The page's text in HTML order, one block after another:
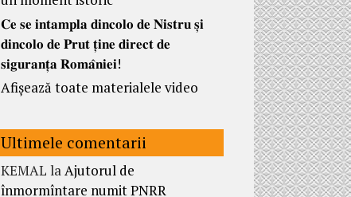
𝐂𝐞 𝐬𝐞 𝐢𝐧𝐭𝐚𝐦𝐩𝐥𝐚 𝐝𝐢𝐧𝐜𝐨𝐥𝐨 𝐝𝐞 𝐍𝐢𝐬𝐭𝐫𝐮 𝐬̦𝐢
𝐝𝐢𝐧𝐜𝐨𝐥𝐨 𝐝𝐞 𝐏𝐫𝐮𝐭 𝐭̦𝐢𝐧𝐞 𝐝𝐢𝐫𝐞𝐜𝐭 𝐝𝐞
𝐬𝐢𝐠𝐮𝐫𝐚𝐧𝐭̦𝐚 𝐑𝐨𝐦𝐚̂𝐧𝐢𝐞𝐢!
Afișează toate materialele video
Ultimele comentarii
KEMAL laAjutorul de
înmormîntare numit PNRR